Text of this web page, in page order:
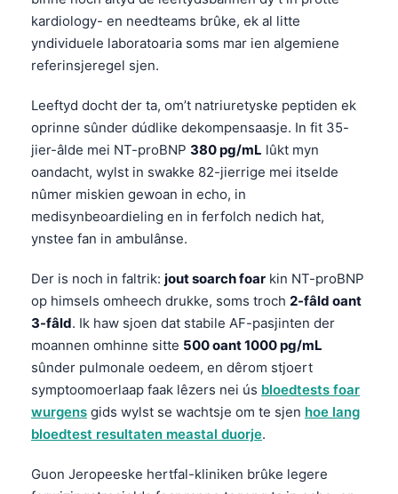
kardiology- en needteams brûke, ek al litte
yndividuele laboratoaria soms mar ien algemiene
referinsjeregel sjen.
Leeftyd docht der ta, om’t natriuretyske peptiden ek
oprinne sûnder dúdlike dekompensaasje. In fit 35-
jier-âlde mei NT-proBNP 380 pg/mL lûkt myn
oandacht, wylst in swakke 82-jierrige mei itselde
nûmer miskien gewoan in echo, in
medisynbeoardieling en in ferfolch nedich hat,
ynstee fan in ambulânse.
Der is noch in faltrik: jout soarch foar kin NT-proBNP
op himsels omheech drukke, soms troch 2-fâld oant
3-fâld. Ik haw sjoen dat stabile AF-pasjinten der
moannen omhinne sitte 500 oant 1000 pg/mL
sûnder pulmonale oedeem, en dêrom stjoert
symptoomoerlaap faak lêzers nei ús bloedtests foar
wurgens gids wylst se wachtsje om te sjen hoe lang
bloedtest resultaten meastal duorje.
Guon Jeropeeske hertfal-kliniken brûke legere